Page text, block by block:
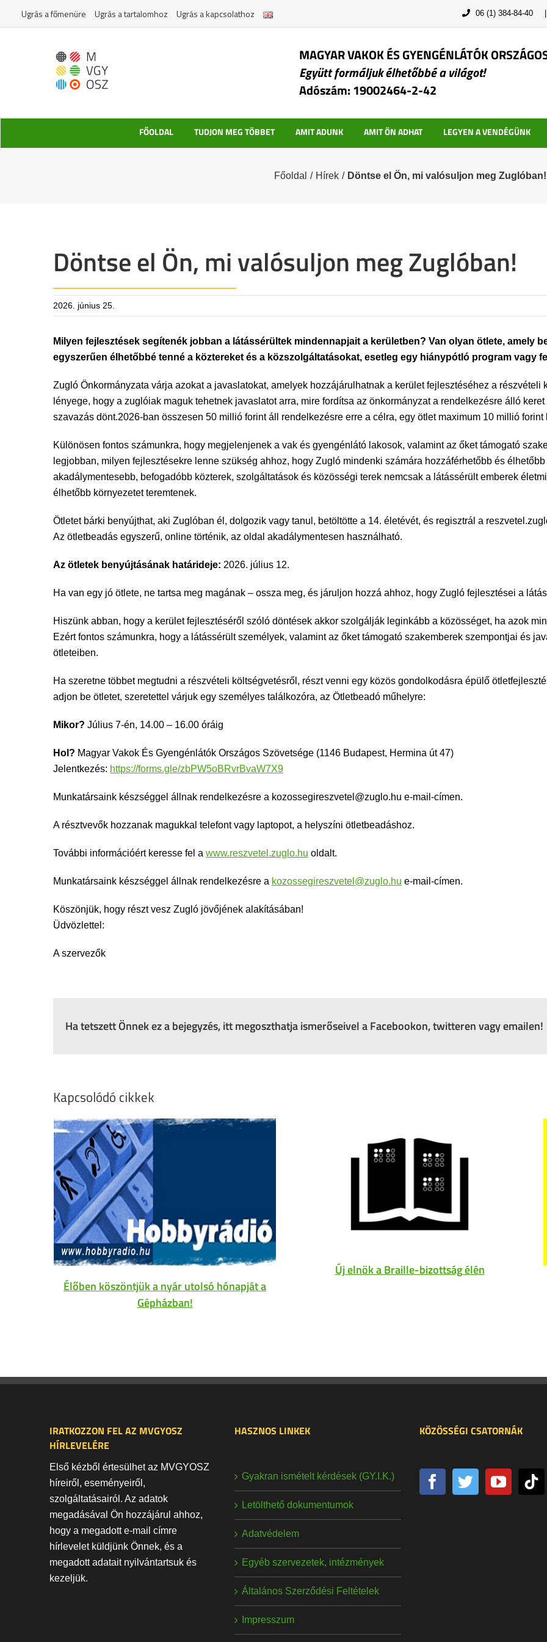
Ugrás a főmenüre Ugrás a tartalomhoz Ugrás a kapcsolathoz 06 (1) 384-84-40
MAGYAR VAKOK ÉS GYENGÉNLÁTÓK
Együtt formáljuk élhetőbbé a világot!
Adószám: 19002464-2-42
FŐOLDAL TUDJON MEG TÖBBET AMIT ADUNK AMIT ÖN ADHAT LEGYEN A VENDÉGÜNK
Főoldal / Hírek / Döntse el Ön, mi valósuljon meg Zuglóban!
Döntse el Ön, mi valósuljon meg Zuglóban!
2026. június 25.
Milyen fejlesztések segítenék jobban a látássérültek mindennapjait a kerületben? Van olyan ötlete, amely
egyszerűen élhetőbbé tenné a köztereket és a közszolgáltatásokat, esetleg egy hiánypótló program vagy
Zugló Önkormányzata várja azokat a javaslatokat, amelyek hozzájárulhatnak a kerület fejlesztéséhez a részvételi
lényege, hogy a zuglóiak maguk tehetnek javaslatot arra, mire fordítsa az önkormányzat a rendelkezésre álló
szavazás dönt.2026-ban összesen 50 millió forint áll rendelkezésre erre a célra, egy ötlet maximum 10 millió forint
Különösen fontos számunkra, hogy megjelenjenek a vak és gyengénlátó lakosok, valamint az őket támogató
legjobban, milyen fejlesztésekre lenne szükség ahhoz, hogy Zugló mindenki számára hozzáférhetőbb és
akadálymentesebb, befogadóbb közterek, szolgáltatások és közösségi terek nemcsak a látássérült emberek
élhetőbb környezetet teremtenek.
Ötletet bárki benyújthat, aki Zuglóban él, dolgozik vagy tanul, betöltötte a 14. életévét, és regisztrál a
Az ötletbeadás egyszerű, online történik, az oldal akadálymentesen használható.
Az ötletek benyújtásának határideje: 2026. július 12.
Ha van egy jó ötlete, ne tartsa meg magának – ossza meg, és járuljon hozzá ahhoz, hogy Zugló fejlesztései a
Hiszünk abban, hogy a kerület fejlesztéséről szóló döntések akkor szolgálják leginkább a közösséget, ha azok
Ezért fontos számunkra, hogy a látássérült személyek, valamint az őket támogató szakemberek szempontjai és
ötleteiben.
Ha szeretne többet megtudni a részvételi költségvetésről, részt venni egy közös gondolkodásra épülő
adjon be ötletet, szeretettel várjuk egy személyes találkozóra, az Ötletbeadó műhelyre:
Mikor? Július 7-én, 14.00 – 16.00 óráig
Hol? Magyar Vakok És Gyengénlátók Országos Szövetsége (1146 Budapest, Hermina út 47)
Jelentkezés: https://forms.gle/zbPW5oBRvrBvaW7X9
Munkatársaink készséggel állnak rendelkezésre a kozossegireszvetel@zuglo.hu e-mail-címen.
A résztvevők hozzanak magukkal telefont vagy laptopot, a helyszíni ötletbeadáshoz.
További információért keresse fel a www.reszvetel.zuglo.hu oldalt.
Munkatársaink készséggel állnak rendelkezésre a kozossegireszvetel@zuglo.hu e-mail-címen.
Köszönjük, hogy részt vesz Zugló jövőjének alakításában!
Üdvözlettel:
A szervezők
Ha tetszett Önnek ez a bejegyzés, itt megoszthatja ismerőseivel a Facebookon, twitteren vagy emailen!
Kapcsolódó cikkek
Élőben köszöntjük a nyár utolsó hónapját a
Gépházban!
Új elnök a Braille-bizottság élén
IRATKOZZON FEL AZ MVGYOSZ
HÍRLEVELÉRE
Első kézből értesülhet az MVGYOSZ
híreiről, eseményeiről,
szolgáltatásairól. Az adatok
megadásával Ön hozzájárul ahhoz,
hogy a megadott e-mail címre
hírlevelet küldjünk Önnek, és a
megadott adatait nyilvántartsuk és
kezeljük.
HASZNOS LINKEK
Gyakran ismételt kérdések (GY.I.K.)
Letölthető dokumentumok
Adatvédelem
Egyéb szervezetek, intézmények
Általános Szerződési Feltételek
Impresszum
KÖZÖSSÉGI CSATORNÁK